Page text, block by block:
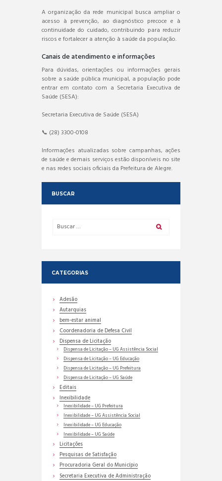
A organização da rede municipal busca ampliar o
acesso à prevenção, ao diagnóstico precoce e à
continuidade do cuidado, contribuindo para reduzir
riscos e fortalecer a atenção à saúde da população.
Canais de atendimento e informações
Para dúvidas, orientações ou informações gerais
sobre a saúde pública municipal, a população pode
entrar em contato com a Secretaria Executiva de
Saúde (SESA):
Secretaria Executiva de Saúde (SESA)
📞 (28) 3300-0108
Informações atualizadas sobre campanhas, ações
de saúde e demais serviços estão disponíveis no site
e nas redes sociais oficiais da Prefeitura de Alegre.
BUSCAR
CATEGORIAS
Adesão
Autarquias
bem-estar animal
Coordenadoria de Defesa Civil
Dispensa de Licitação
Dispensa de Licitação – UG Assistência Social
Dispensa de Licitação – UG Educação
Dispensa de Licitação – UG Prefeitura
Dispensa de Licitação – UG Saúde
Editais
Inexibilidade
Inexibilidade – UG Prefeitura
Inexibilidade – UG Assistência Social
Inexibilidade – UG Educação
Inexibilidade – UG Saúde
Licitações
Pesquisas de Satisfação
Procuradoria Geral do Município
Secretaria Executiva de Administração